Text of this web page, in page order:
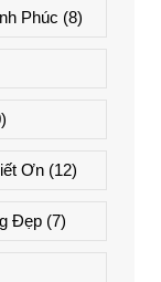
Phúc (8)
Ơn(12)
Đẹp(7)